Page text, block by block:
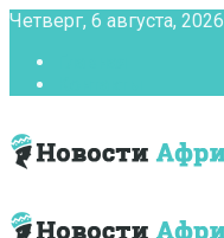
Четверг, 6 августа, 2026